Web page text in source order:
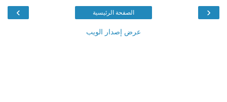
‹
› الصفحة الرئيسية
عرض إصدار الويب